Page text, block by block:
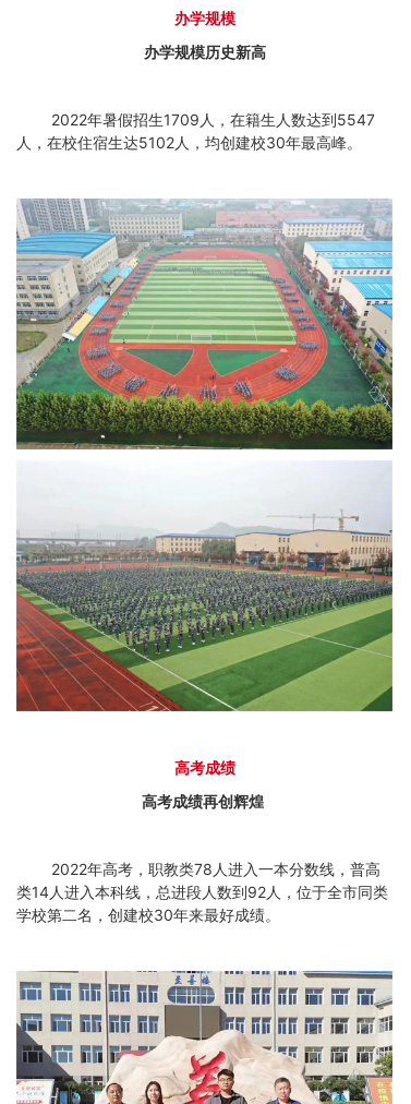
办学规模
办学规模历史新高
2022年暑假招生1709人，在籍生人数达到5547
人，在校住宿生达5102人，均创建校30年最高峰。
高考成绩
高考成绩再创辉煌
2022年高考，职教类78人进入一本分数线，普高
类14人进入本科线，总进段人数到92人，位于全市同类
学校第二名，创建校30年来最好成绩。